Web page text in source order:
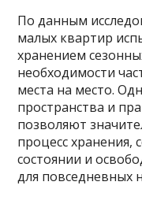
По данным
малых квартир
хранением
необходимости
места на место.
пространства и
позволяют
процесс
состоянии и
для повседневных